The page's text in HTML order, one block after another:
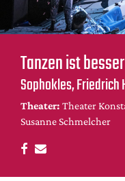
Bühnenwelt
Festivals &
Menschen & Theater
Themen
Internationales
Nachrufe
DdB-map
Tanzen ist
Sophokles,
Theater: Theater
Susanne Schmelcher